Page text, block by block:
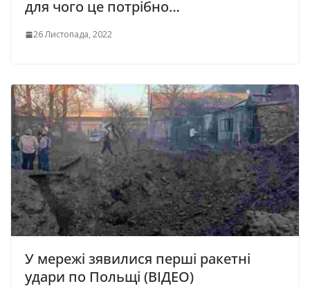
для чого це потрібно…
26 Листопада, 2022
У мережі зявилися перші ракетні
удари по Польщі (ВІДЕО)